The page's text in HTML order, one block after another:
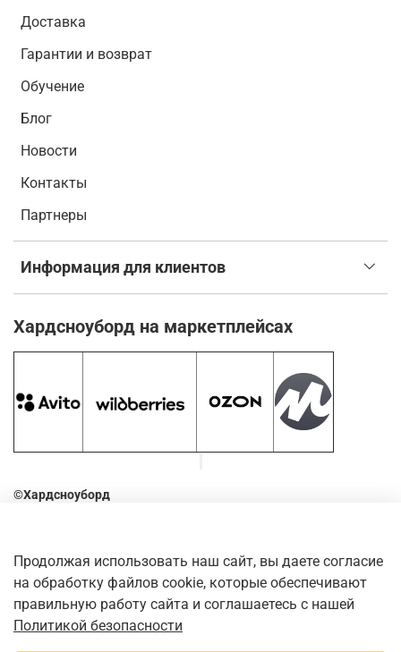
Доставка
Гарантии и возврат
Обучение
Блог
Новости
Контакты
Партнеры
Информация для клиентов
Хардсноуборд на маркетплейсах
©Хардсноуборд
Оставьте отзыв о нашем магазине. Для этого наведите
камеру телефона на QR-код
Продолжая использовать наш сайт, вы даете согласие
на обработку файлов cookie, которые обеспечивают
правильную работу сайта и соглашаетесь с нашей
Политикой безопасности